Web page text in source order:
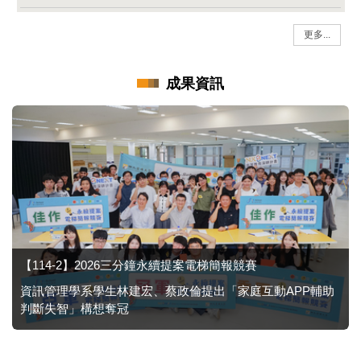
更多...
成果資訊
【114-2】2026三分鐘永續提案電梯簡報競賽
資訊管理學系學生林建宏、蔡政倫提出「家庭互動APP輔助
判斷失智」構想奪冠